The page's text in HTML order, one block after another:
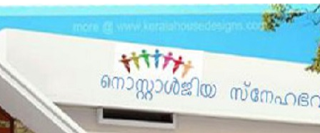
6, we’re eager to hear from all of you – our
our events even better in the future.
moments during the competition that stood out